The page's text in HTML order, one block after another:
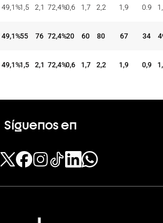
49,1%1,5 2,1 72,4%0,6 1,7 2,2 1,9 0.9
49,1%55 76 72,4%20 60 80 67 34
49,1%1,5 2,1 72,4%0,6 1,7 2,2 1,9 0,9
Síguenos en